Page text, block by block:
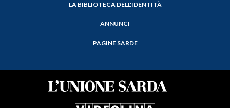
LA BIBLIOTECA DELL'IDENTITÀ
ANNUNCI
PAGINE SARDE